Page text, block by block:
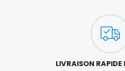
LIVRAISON RAPIDE